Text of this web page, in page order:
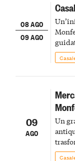
08 AGO
09 AGO
09
AGO
Un